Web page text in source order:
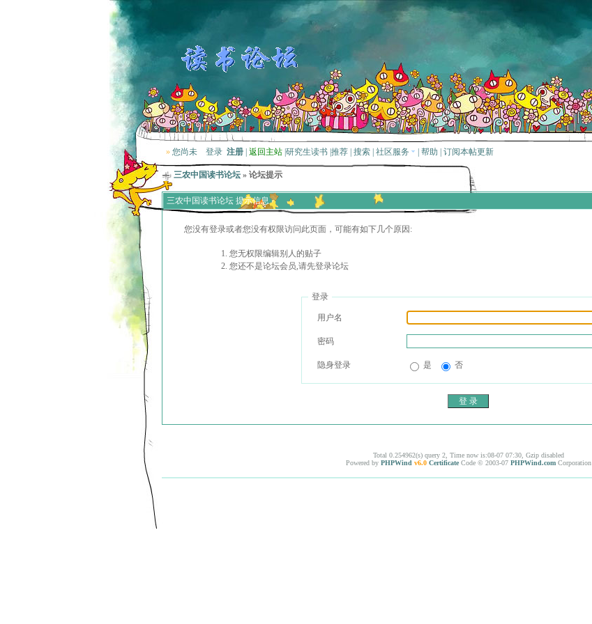
» 您尚未 登录 注册 返回主站 研究生读书 推荐 搜索 社区服务 帮助 订阅本帖更新
三农中国读书论坛 » 论坛提示
三农中国读书论坛 提示信息
您没有登录或者您没有权限访问此页面，可能有如下几个原因:
您无权限编辑别人的贴子
您还不是论坛会员,请先登录论坛
登录
用户名
密码
隐身登录 是 否
Total 0.254962(s) query 2, Time now is:08-07 07:30, Gzip disabled
Powered by PHPWind v6.0 Certificate Code © 2003-07 PHPWind.com Corporation